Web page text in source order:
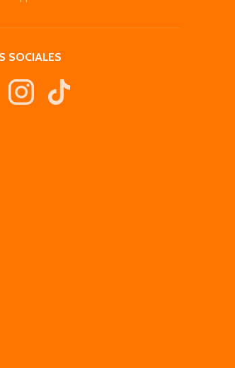
SOCIALES